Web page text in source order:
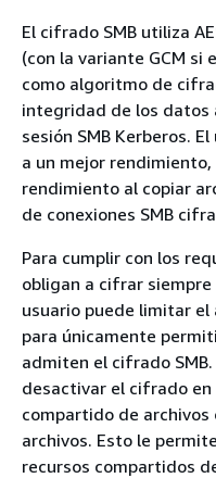
El cifrado SMB utiliza
(con la variante GCM si
como algoritmo de
integridad de los datos
sesión SMB Kerberos.
a un mejor
rendimiento al copiar
de conexiones SMB
Para cumplir con los
obligan a cifrar
usuario puede limitar el
para únicamente
admiten el cifrado
desactivar el cifrado
compartido de
archivos. Esto le
recursos compartidos